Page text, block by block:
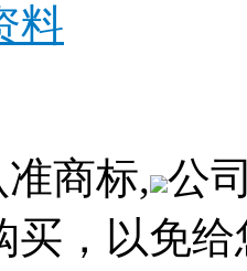
料
商标, 公
买，以免